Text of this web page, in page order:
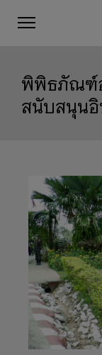
พิพิธภัณฑ์อ
สนับสนุนอิ